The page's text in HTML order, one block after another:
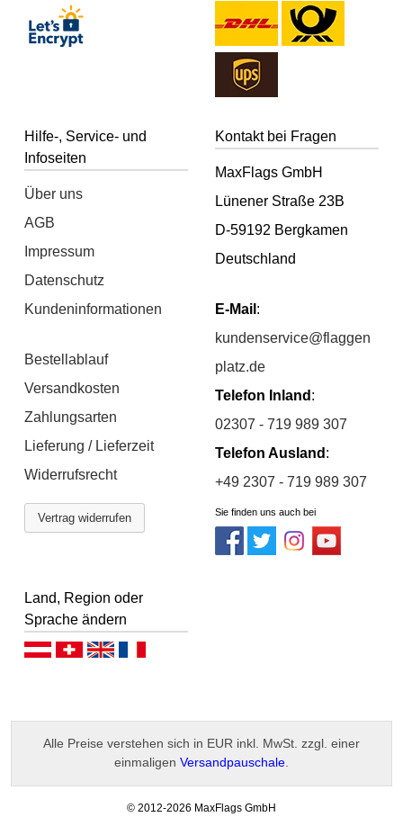
Hilfe-, Service- und
Infoseiten
Über uns
AGB
Impressum
Datenschutz
Kundeninformationen
Bestellablauf
Versandkosten
Zahlungsarten
Lieferung / Lieferzeit
Widerrufsrecht
Vertrag widerrufen
Kontakt bei Fragen
MaxFlags GmbH
Lünener Straße 23B
D-59192 Bergkamen
Deutschland
E-Mail :
kundenservice@flaggen
platz.de
Telefon Inland :
02307 - 719 989 307
Telefon Ausland :
+49 2307 - 719 989 307
Sie finden uns auch bei
Land, Region oder
Sprache ändern
Deutsch (AT)Deutsch (CH)
Alle Preise verstehen sich in EUR inkl. MwSt. zzgl. einer
einmaligen Versandpauschale
© 2012-2026 MaxFlags GmbH